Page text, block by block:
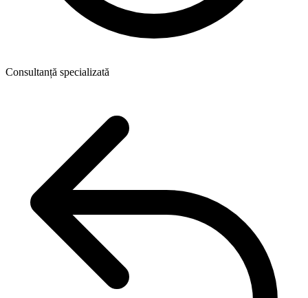
Consultanță specializată